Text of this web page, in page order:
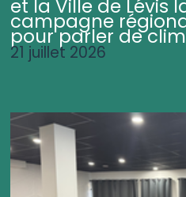
et la Ville de Lévis
campagne
pour parler de
21 juillet 2026